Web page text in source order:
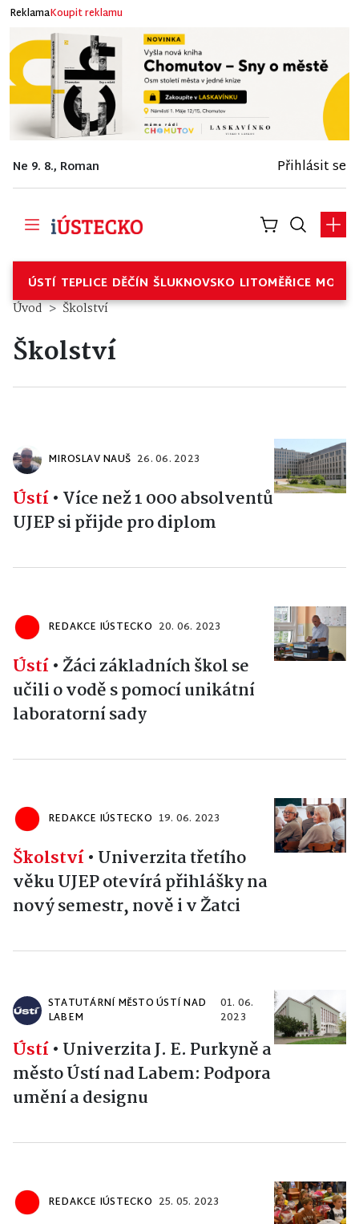
ReklamaKoupit reklamu
Ne 9. 8., Roman Přihlásit se
ÚSTÍ TEPLICE DĚČÍN ŠLUKNOVSKO LITOMĚŘICE
Úvod Školství
Školství
MIROSLAV NAUŠ 26. 06. 2023
Ústí• Více než 1 000 absolventů
UJEP si přijde pro diplom
REDAKCE IÚSTECKO 20. 06. 2023
Ústí• Žáci základních škol se
učili o vodě s pomocí unikátní
laboratorní sady
REDAKCE IÚSTECKO 19. 06. 2023
Školství• Univerzita třetího
věku UJEP otevírá přihlášky na
nový semestr, nově i v Žatci
STATUTÁRNÍ MĚSTO ÚSTÍ NAD
LABEM
01. 06.
2023
Ústí• Univerzita J. E. Purkyně a
město Ústí nad Labem: Podpora
umění a designu
REDAKCE IÚSTECKO 25. 05. 2023